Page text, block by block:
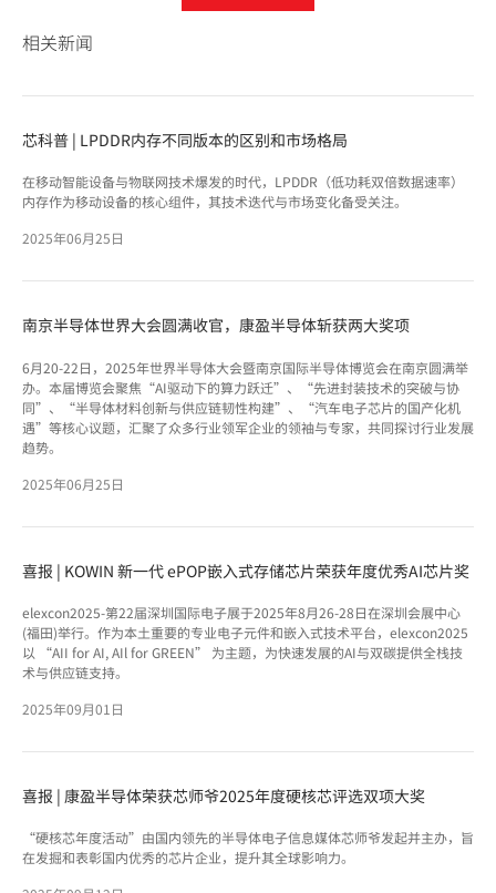
相关新闻
芯科普 | LPDDR内存不同版本的区别和市场格局
在移动智能设备与物联网技术爆发的时代，LPDDR（低功耗双倍数据速率）
内存作为移动设备的核心组件，其技术迭代与市场变化备受关注。
2025年06月25日
南京半导体世界大会圆满收官，康盈半导体斩获两大奖项
6月20-22日，2025年世界半导体大会暨南京国际半导体博览会在南京圆满举
办。本届博览会聚焦“AI驱动下的算力跃迁”、“先进封装技术的突破与协
同”、“半导体材料创新与供应链韧性构建”、“汽车电子芯片的国产化机
遇”等核心议题，汇聚了众多行业领军企业的领袖与专家，共同探讨行业发展
趋势。
2025年06月25日
喜报 | KOWIN 新一代 ePOP嵌入式存储芯片荣获年度优秀AI芯片奖
elexcon2025-第22届深圳国际电子展于2025年8月26-28日在深圳会展中心
(福田)举行。作为本土重要的专业电子元件和嵌入式技术平台，elexcon2025
以 “AII for AI, AIl for GREEN” 为主题，为快速发展的AI与双碳提供全栈技
术与供应链支持。
2025年09月01日
喜报 | 康盈半导体荣获芯师爷2025年度硬核芯评选双项大奖
“硬核芯年度活动”由国内领先的半导体电子信息媒体芯师爷发起并主办，旨
在发掘和表彰国内优秀的芯片企业，提升其全球影响力。